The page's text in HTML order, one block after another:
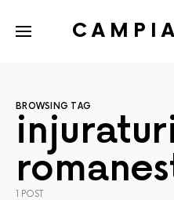
BROWSING TAG
1 POST